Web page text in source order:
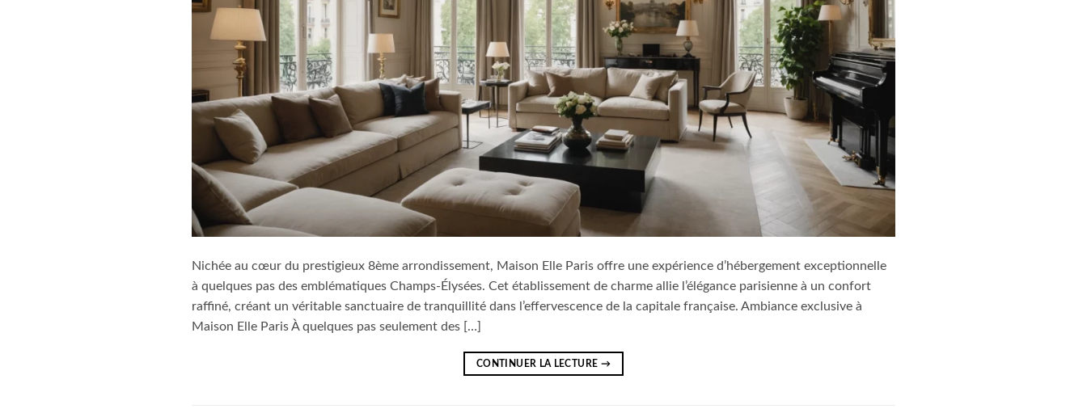
Nichée au cœur du prestigieux 8ème arrondissement, Maison Elle Paris offre une expérience d’hébergement exceptionnelle
à quelques pas des emblématiques Champs-Élysées. Cet établissement de charme allie l’élégance parisienne à un confort
raffiné, créant un véritable sanctuaire de tranquillité dans l’effervescence de la capitale française. Ambiance exclusive à
Maison Elle Paris À quelques pas seulement des […]
CONTINUER LA LECTURE →